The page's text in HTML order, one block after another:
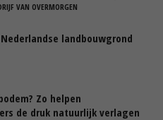
VAN OVERMORGEN
landbouwgrond
Zo helpen
de druk natuurlijk verlagen